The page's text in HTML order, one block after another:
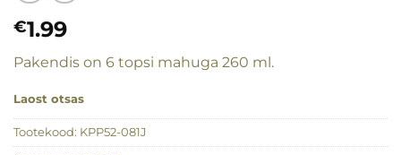
€1.99
Pakendis on 6 topsi mahuga 260 ml.
Laost otsas
Tootekood: KPP52-081J